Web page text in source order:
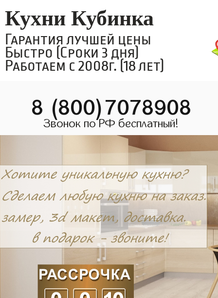
Кухни Кубинка
Гарантия лучшей цены
Быстро (Сроки 3 дня)
Работаем с 2008г. (18 лет)
8 (800)7078908
Звонок по РФ бесплатный!